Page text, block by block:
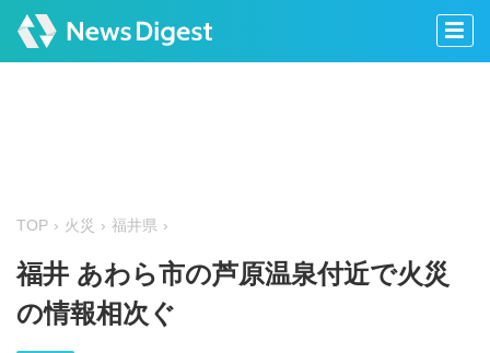
TOP 火災 福井県
福井 あわら市の芦原温泉付近で火災
の情報相次ぐ